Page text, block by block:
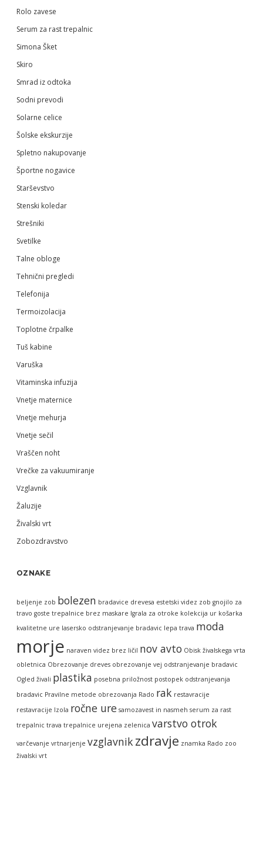
Rolo zavese
Serum za rast trepalnic
Simona Šket
Skiro
Smrad iz odtoka
Sodni prevodi
Solarne celice
Šolske ekskurzije
Spletno nakupovanje
Športne nogavice
Starševstvo
Stenski koledar
Strešniki
Svetilke
Talne obloge
Tehnični pregledi
Telefonija
Termoizolacija
Toplotne črpalke
Tuš kabine
Varuška
Vitaminska infuzija
Vnetje maternice
Vnetje mehurja
Vnetje sečil
Vraščen noht
Vrečke za vakuumiranje
Vzglavnik
Žaluzije
Živalski vrt
Zobozdravstvo
OZNAKE
beljenje zob bolezen bradavice drevesa estetski videz zob gnojilo za
travo goste trepalnice brez maskare Igrala za otroke kolekcija ur košarka
kvalitetne ure lasersko odstranjevanje bradavic lepa trava moda
morje naraven videz brez ličil nov avto Obisk živalskega vrta
obletnica Obrezovanje dreves obrezovanje vej odstranjevanje bradavic
Ogled živali plastika posebna priložnost postopek odstranjevanja
bradavic Pravilne metode obrezovanja Rado rak restavracije
restavracije Izola ročne ure samozavest in nasmeh serum za rast
trepalnic trava trepalnice urejena zelenica varstvo otrok
varčevanje vrtnarjenje vzglavnikzdravje znamka Rado zoo
živalski vrt